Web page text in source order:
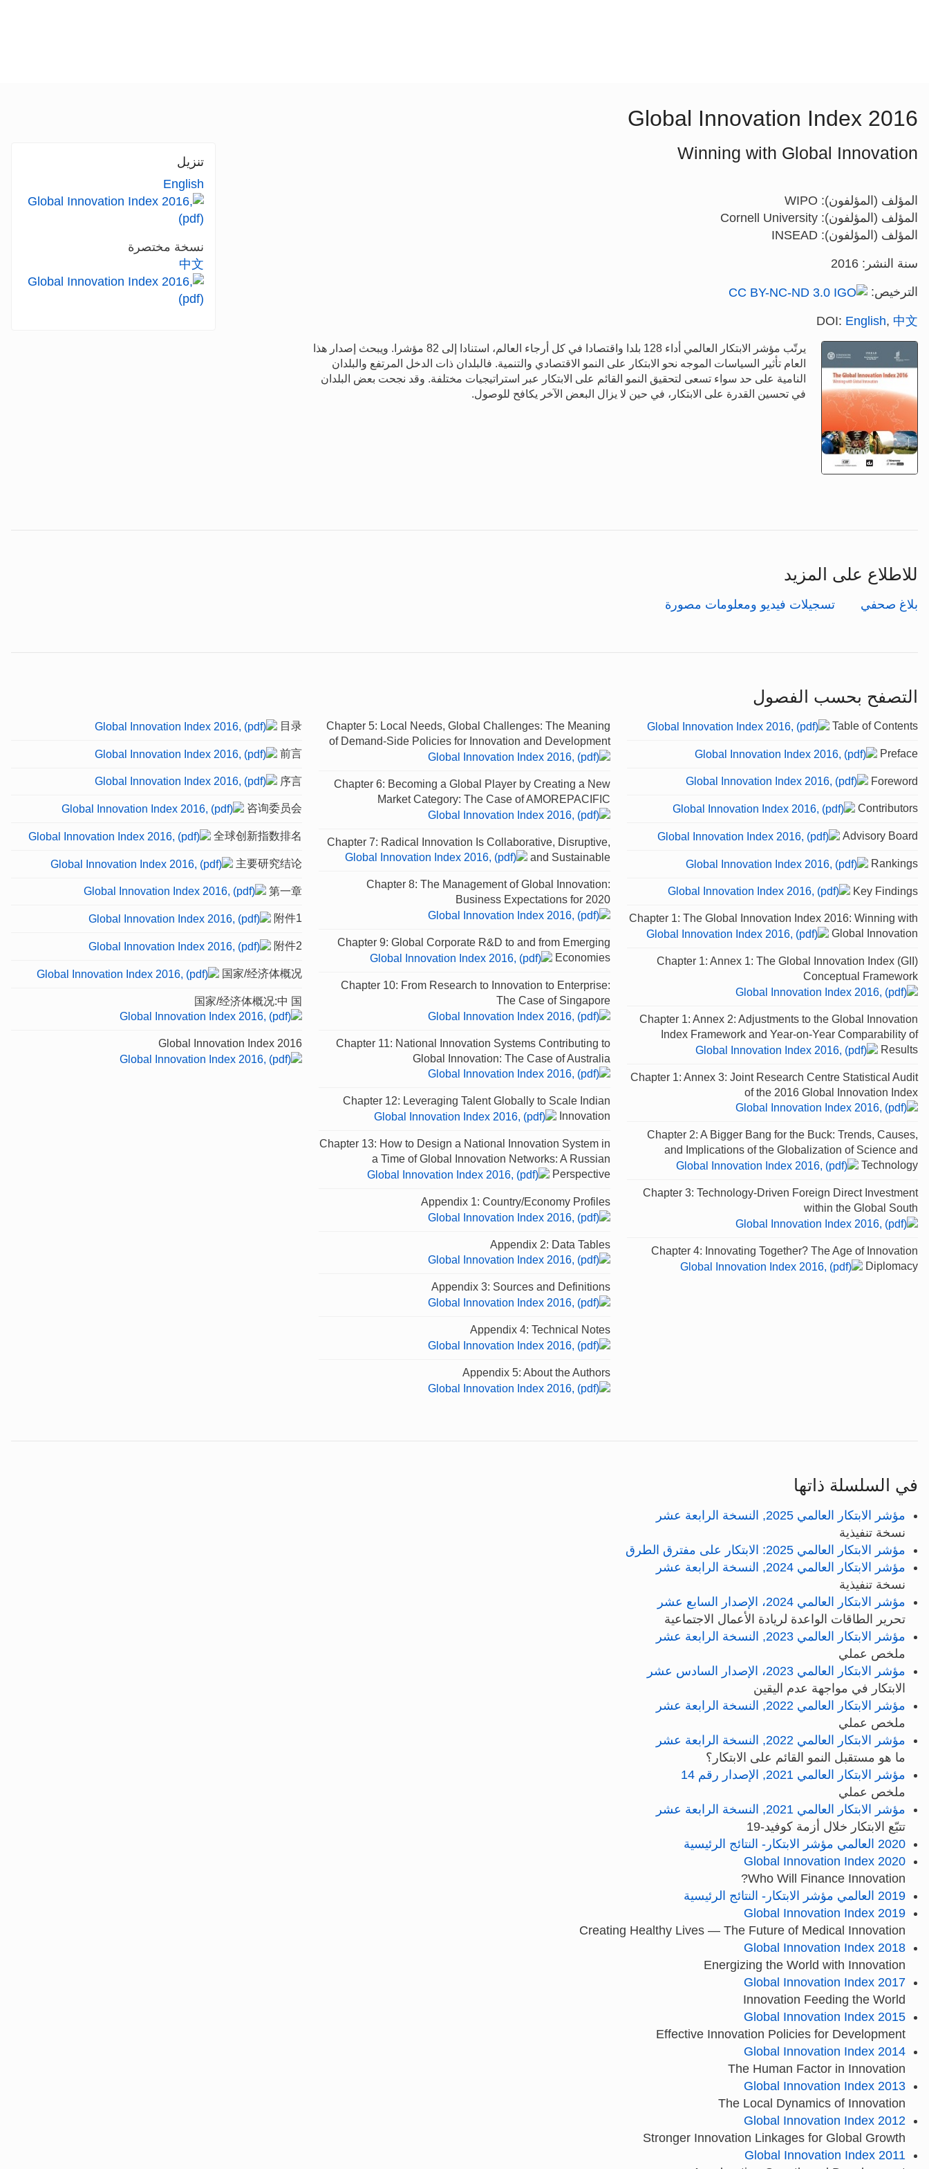
Global Innovation Index 2016
Winning with Global Innovation
المؤلف (المؤلفون): WIPO
المؤلف (المؤلفون): Cornell University
المؤلف (المؤلفون): INSEAD
سنة النشر: 2016
الترخيص:
DOI: English, 中文
يرتّب مؤشر الابتكار العالمي أداء 128 بلدا واقتصادا في كل أرجاء العالم، استنادا إلى 82 مؤشرا‎. ‏ويبحث إصدار هذا
العام تأثير السياسات الموجه نحو الابتكار على النمو الاقتصادي والتنمية. فالبلدان ذات الدخل المرتفع والبلدان
النامية على حد سواء تسعى لتحقيق النمو القائم على الابتكار عبر استراتيجيات مختلفة. وقد نجحت بعض البلدان
في تحسين القدرة على الابتكار، في حين لا يزال البعض الآخر يكافح للوصول.
تنزيل
English
نسخة مختصرة
中文
للاطلاع على المزيد
بلاغ صحفي تسجيلات فيديو ومعلومات مصورة
التصفح بحسب الفصول
Table of Contents
Preface
Foreword
Contributors
Advisory Board
Rankings
Key Findings
Chapter 1: The Global Innovation Index 2016: Winning with
Global Innovation
Chapter 1: Annex 1: The Global Innovation Index (GII)
Conceptual Framework
Chapter 1: Annex 2: Adjustments to the Global Innovation
Index Framework and Year-on-Year Comparability of
Results
Chapter 1: Annex 3: Joint Research Centre Statistical Audit
of the 2016 Global Innovation Index
Chapter 2: A Bigger Bang for the Buck: Trends, Causes,
and Implications of the Globalization of Science and
Technology
Chapter 3: Technology-Driven Foreign Direct Investment
within the Global South
Chapter 4: Innovating Together? The Age of Innovation
Diplomacy
Chapter 5: Local Needs, Global Challenges: The Meaning
of Demand-Side Policies for Innovation and Development
Chapter 6: Becoming a Global Player by Creating a New
Market Category: The Case of AMOREPACIFIC
Chapter 7: Radical Innovation Is Collaborative, Disruptive,
and Sustainable
Chapter 8: The Management of Global Innovation:
Business Expectations for 2020
Chapter 9: Global Corporate R&D to and from Emerging
Economies
Chapter 10: From Research to Innovation to Enterprise:
The Case of Singapore
Chapter 11: National Innovation Systems Contributing to
Global Innovation: The Case of Australia
Chapter 12: Leveraging Talent Globally to Scale Indian
Innovation
Chapter 13: How to Design a National Innovation System in
a Time of Global Innovation Networks: A Russian
Perspective
Appendix 1: Country/Economy Profiles
Appendix 2: Data Tables
Appendix 3: Sources and Definitions
Appendix 4: Technical Notes
Appendix 5: About the Authors
目录
前言
序言
咨询委员会
全球创新指数排名
主要研究结论
第一章
附件1
附件2
国家/经济体概况
国家/经济体概况:中 国
Global Innovation Index 2016
في السلسلة ذاتها
مؤشر الابتكار العالمي 2025, النسخة الرابعة عشر
نسخة تنفيذية
مؤشر الابتكار العالمي 2025: الابتكار على مفترق الطرق
مؤشر الابتكار العالمي 2024, النسخة الرابعة عشر
نسخة تنفيذية
مؤشر الابتكار العالمي 2024، الإصدار السابع عشر
تحرير الطاقات الواعدة لريادة الأعمال الاجتماعية
مؤشر الابتكار العالمي 2023, النسخة الرابعة عشر
ملخص عملي
مؤشر الابتكار العالمي 2023، الإصدار السادس عشر
الابتكار في مواجهة عدم اليقين
مؤشر الابتكار العالمي 2022, النسخة الرابعة عشر
ملخص عملي
مؤشر الابتكار العالمي 2022, النسخة الرابعة عشر
ما هو مستقبل النمو القائم على الابتكار؟
مؤشر الابتكار العالمي 2021, الإصدار رقم 14
ملخص عملي
مؤشر الابتكار العالمي 2021, النسخة الرابعة عشر
تتبّع الابتكار خلال أزمة كوفيد-19
2020 العالمي مؤشر الابتكار- النتائج الرئيسية
Global Innovation Index 2020
Who Will Finance Innovation?
2019 العالمي مؤشر الابتكار- النتائج الرئيسية
Global Innovation Index 2019
Creating Healthy Lives — The Future of Medical Innovation
Global Innovation Index 2018
Energizing the World with Innovation
Global Innovation Index 2017
Innovation Feeding the World
Global Innovation Index 2015
Effective Innovation Policies for Development
Global Innovation Index 2014
The Human Factor in Innovation
Global Innovation Index 2013
The Local Dynamics of Innovation
Global Innovation Index 2012
Stronger Innovation Linkages for Global Growth
Global Innovation Index 2011